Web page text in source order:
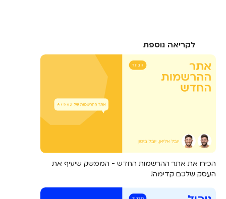
לקריאה נוספת
הכירו את אתר ההרשמות החדש - הממשק שיעיף את
העסק שלכם קדימה!